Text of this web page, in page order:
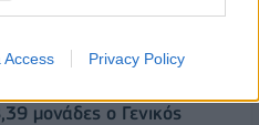
Access Privacy Policy
Βασιλόπουλος
μονάδες ο Γενικός